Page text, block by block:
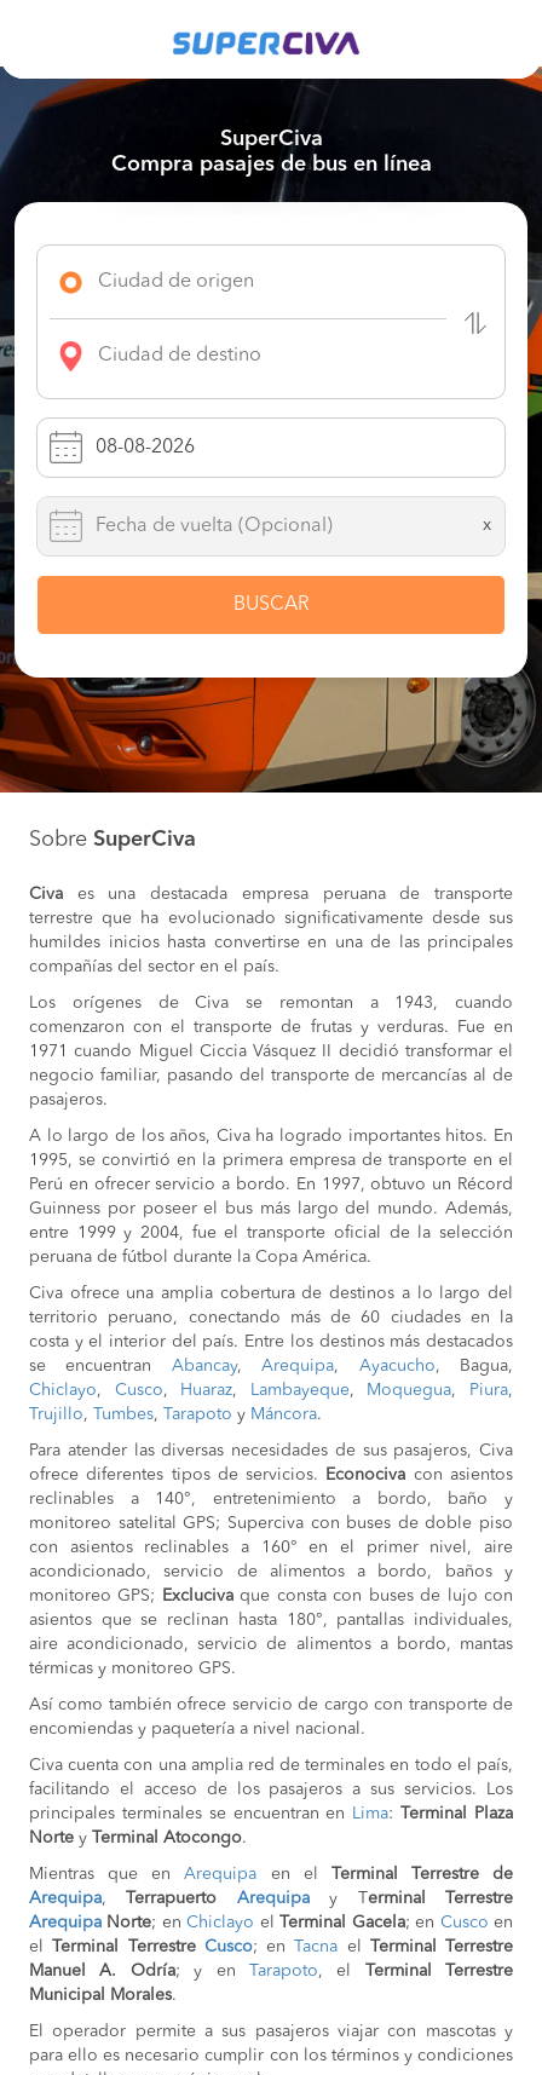
SuperCiva
Compra pasajes de bus en línea
x
BUSCAR
Sobre SuperCiva
Civa es una destacada empresa peruana de transporte
terrestre que ha evolucionado significativamente desde sus
humildes inicios hasta convertirse en una de las principales
compañías del sector en el país.
Los orígenes de Civa se remontan a 1943, cuando
comenzaron con el transporte de frutas y verduras. Fue en
1971 cuando Miguel Ciccia Vásquez II decidió transformar el
negocio familiar, pasando del transporte de mercancías al de
pasajeros.
A lo largo de los años, Civa ha logrado importantes hitos. En
1995, se convirtió en la primera empresa de transporte en el
Perú en ofrecer servicio a bordo. En 1997, obtuvo un Récord
Guinness por poseer el bus más largo del mundo. Además,
entre 1999 y 2004, fue el transporte oficial de la selección
peruana de fútbol durante la Copa América.
Civa ofrece una amplia cobertura de destinos a lo largo del
territorio peruano, conectando más de 60 ciudades en la
costa y el interior del país. Entre los destinos más destacados
se encuentran Abancay,Arequipa, Ayacucho, Bagua,
Chiclayo, Cusco, Huaraz, Lambayeque, Moquegua, Piura,
Trujillo, Tumbes, Tarapoto y Máncora.
Para atender las diversas necesidades de sus pasajeros, Civa
ofrece diferentes tipos de servicios.
Econociva con asientos
reclinables a 140°, entretenimiento a bordo, baño y
monitoreo satelital GPS; Superciva con buses de doble piso
con asientos reclinables a 160° en el primer nivel, aire
acondicionado, servicio de alimentos a bordo, baños y
monitoreo GPS;
Exclucivaque consta con buses de lujo con
asientos que se reclinan hasta 180°, pantallas individuales,
aire acondicionado, servicio de alimentos a bordo, mantas
térmicas y monitoreo GPS.
Así como también ofrece servicio de cargo con transporte de
encomiendas y paquetería a nivel nacional.
Civa cuenta con una amplia red de terminales en todo el país,
facilitando el acceso de los pasajeros a sus servicios. Los
principales terminales se encuentran en
Lima:
Terminal Plaza
Norte y Terminal Atocongo.
Mientras que enArequipa en el
Terminal Terrestre de
Arequipa, Terrapuerto Arequipay T erminal Terrestre
Arequipa Norte; enChiclayo el Terminal Gacela; en Cusco en
el
Terminal Terrestre Cusco; en Tacna el
Terminal Terrestre
Manuel A. Odría; y en Tarapoto, el
Terminal Terrestre
Municipal Morales.
El operador permite a sus pasajeros viajar con mascotas y
para ello es necesario cumplir con los términos y condiciones